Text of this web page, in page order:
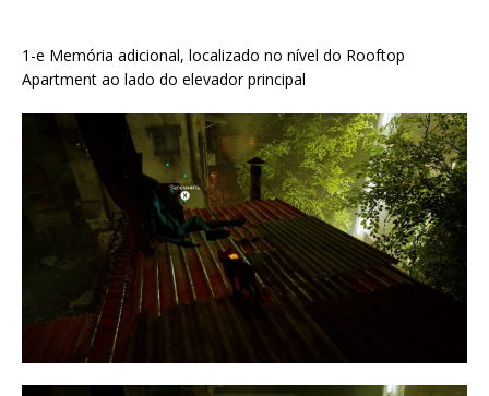
1-e Memória adicional, localizado no nível do Rooftop
Apartment ao lado do elevador principal